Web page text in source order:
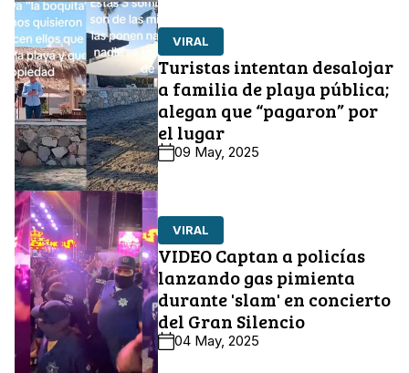
VIRAL
Turistas intentan desalojar
a familia de playa pública;
alegan que “pagaron” por
el lugar
09 May, 2025
VIRAL
VIDEO Captan a policías
lanzando gas pimienta
durante 'slam' en concierto
del Gran Silencio
04 May, 2025